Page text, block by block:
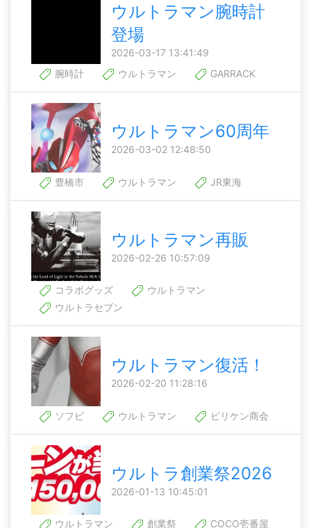
ウルトラマン腕時計
登場
2026-03-17 13:41:49
腕時計
ウルトラマン GARRACK
ウルトラマン60周年
2026-03-02 12:48:50
豊橋市 ウルトラマン JR東海
ウルトラマン再販
2026-02-26 10:57:09
コラボグッズ
ウルトラマン
ウルトラセブン
ウルトラマン復活！
2026-02-20 11:28:16
ソフビ ウルトラマン ビリケン商会
ウルトラ創業祭2026
2026-01-13 10:45:01
ウルトラマン 創業祭 COCO壱番屋